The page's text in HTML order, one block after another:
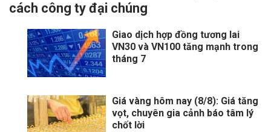
cách công ty đại chúng
Giao dịch hợp đồng tương lai
VN30 và VN100 tăng mạnh trong
tháng 7
Giá vàng hôm nay (8/8): Giá tăng
vọt, chuyên gia cảnh báo tâm lý
chốt lời